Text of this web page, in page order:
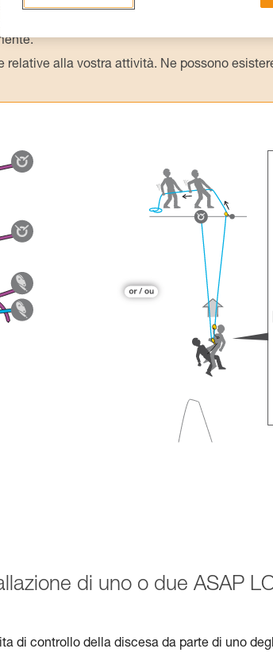
richiede una formazione ed un
la vostra capacità di rifare la manovra, da soli,
relative alla vostra attività. Ne possono
di uno o due ASAP
di controllo della discesa da parte di uno